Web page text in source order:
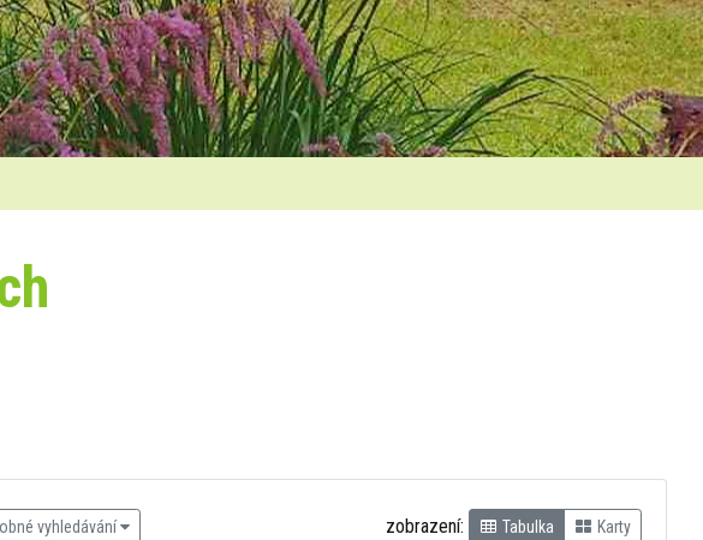
vyhledávání zobrazení: Tabulka Karty